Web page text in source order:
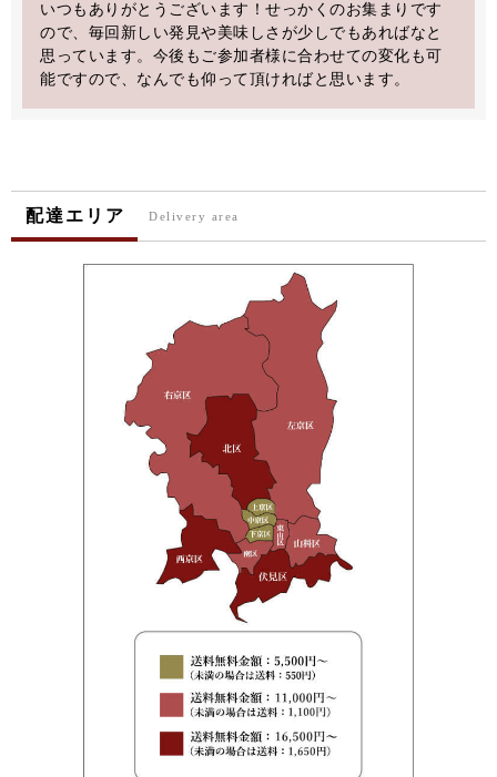
いつもありがとうございます！せっかくのお集まりです
ので、毎回新しい発見や美味しさが少しでもあればなと
思っています。今後もご参加者様に合わせての変化も可
能ですので、なんでも仰って頂ければと思います。
配達エリア Delivery area